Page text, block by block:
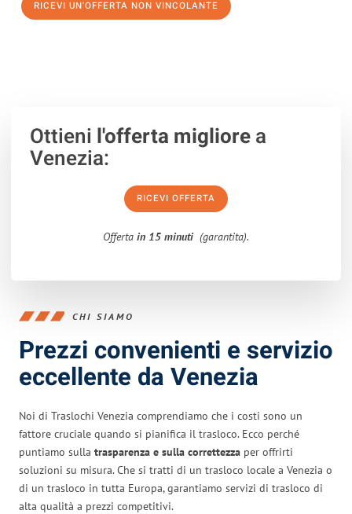
RICEVI UN'OFFERTA NON VINCOLANTE
Ottieni l'offerta migliorea
Venezia:
RICEVI OFFERTA
Offerta in 15 minuti (garantita).
CHI SIAMO
Prezzi convenienti e servizio
eccellente da Venezia
Noi di Traslochi Venezia comprendiamo che i costi sono un
fattore cruciale quando si pianifica il trasloco. Ecco perché
puntiamo sulla trasparenza e sulla correttezza per offrirti
soluzioni su misura. Che si tratti di un trasloco locale a Venezia o
di un trasloco in tutta Europa, garantiamo servizi di trasloco di
alta qualità a prezzi competitivi.